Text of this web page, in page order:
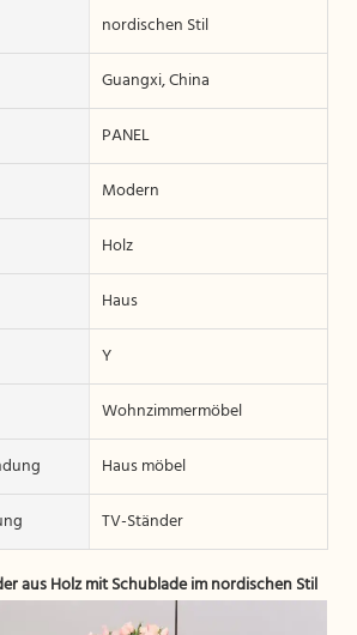
nordischen Stil
Guangxi, China
PANEL
Modern
Holz
Haus
Y
Wohnzimmermöbel
Haus möbel
TV-Ständer
aus Holz mit Schublade im nordischen Stil